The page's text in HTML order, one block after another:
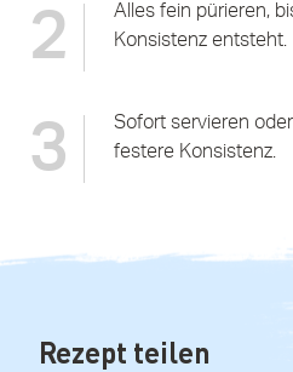
2
Alles fein pürieren,
Konsistenz entsteht.
3
Sofort servieren
festere Konsistenz.
Rezept teilen